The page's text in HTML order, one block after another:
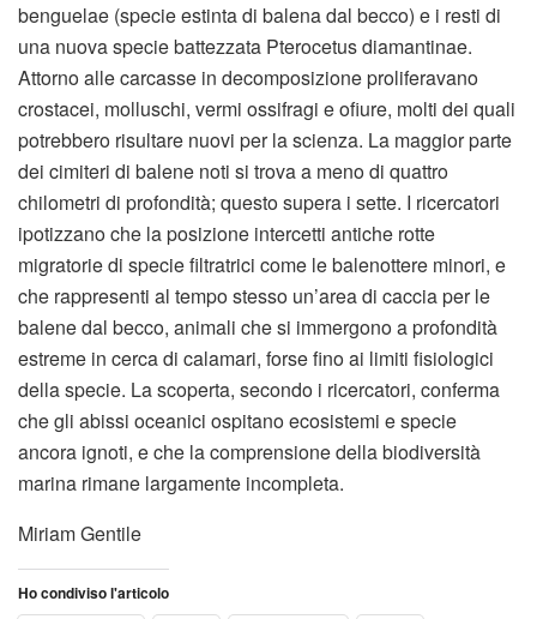
benguelae (specie estinta di balena dal becco) e i resti di
una nuova specie battezzata Pterocetus diamantinae.
Attorno alle carcasse in decomposizione proliferavano
crostacei, molluschi, vermi ossifragi e ofiure, molti dei quali
potrebbero risultare nuovi per la scienza. La maggior parte
dei cimiteri di balene noti si trova a meno di quattro
chilometri di profondità; questo supera i sette. I ricercatori
ipotizzano che la posizione intercetti antiche rotte
migratorie di specie filtratrici come le balenottere minori, e
che rappresenti al tempo stesso un’area di caccia per le
balene dal becco, animali che si immergono a profondità
estreme in cerca di calamari, forse fino ai limiti fisiologici
della specie. La scoperta, secondo i ricercatori, conferma
che gli abissi oceanici ospitano ecosistemi e specie
ancora ignoti, e che la comprensione della biodiversità
marina rimane largamente incompleta.
Miriam Gentile
Ho condiviso l'articolo